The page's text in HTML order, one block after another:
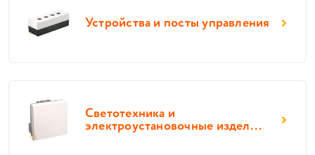
Устройства и посты управления
Светотехника и
электроустановочные издел...